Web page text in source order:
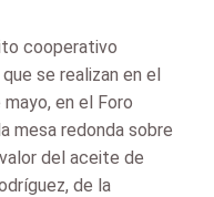
cooperativo
se realizan en el
en el Foro
mesa redonda sobre
del aceite de
de la